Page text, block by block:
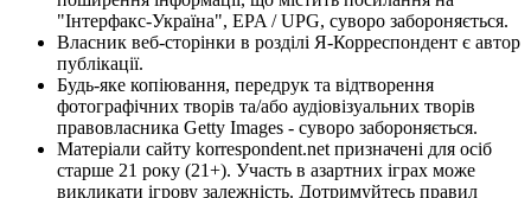
"Інтерфакс-Україна", EPA / UPG, суворо забороняється.
Власник веб-сторінки в розділі Я-Корреспондент є автор
публікації.
Будь-яке копіювання, передрук та відтворення
фотографічних творів та/або аудіовізуальних творів
правовласника Getty Images - суворо забороняється.
Матеріали сайту korrespondent.net призначені для осіб
старше 21 року (21+). Участь в азартних іграх може
викликати ігрову залежність. Дотримуйтесь правил